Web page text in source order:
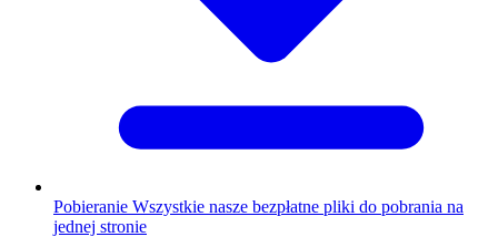
Pobieranie Wszystkie nasze bezpłatne pliki do pobrania na
jednej stronie